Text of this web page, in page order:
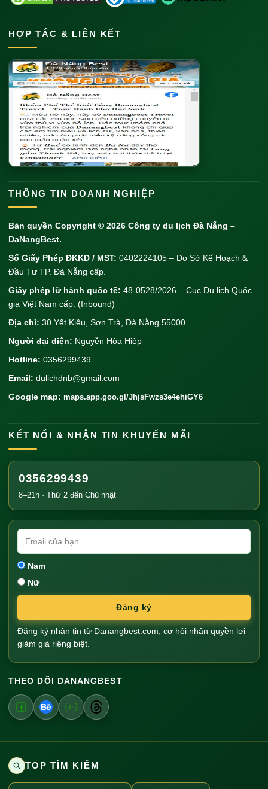
HỢP TÁC & LIÊN KẾT
THÔNG TIN DOANH NGHIỆP
Bản quyền Copyright © 2026 Công ty du lịch Đà Nẵng –
DaNangBest.
Số Giấy Phép ĐKKD / MST: 0402224105 – Do Sở Kế Hoạch &
Đầu Tư TP. Đà Nẵng cấp.
Giấy phép lữ hành quốc tế: 48-0528/2026 – Cục Du lịch Quốc
gia Việt Nam cấp. (Inbound)
Địa chỉ: 30 Yết Kiêu, Sơn Trà, Đà Nẵng 55000.
Người đại diện: Nguyễn Hòa Hiệp
Hotline: 0356299439
Email: dulichdnb@gmail.com
Google map: maps.app.goo.gl/JhjsFwzs3e4ehiGY6
KẾT NỐI & NHẬN TIN KHUYẾN MÃI
0356299439
8–21h · Thứ 2 đến Chủ nhật
Nam
Nữ
Đăng ký
Đăng ký nhận tin từ Danangbest.com, cơ hội nhận quyền lợi
giảm giá riêng biệt.
THEO DÕI DANANGBEST
TOP TÌM KIẾM